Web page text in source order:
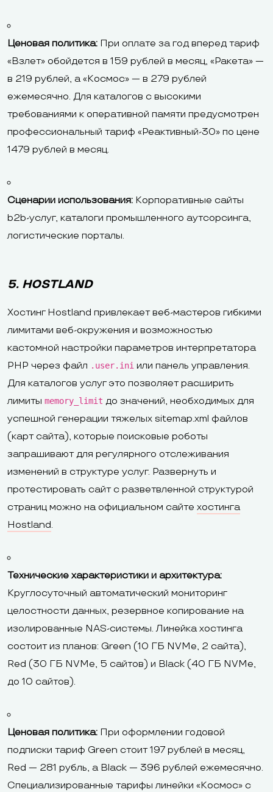
Ценовая политика: При оплате за год вперед тариф
«Взлет» обойдется в 159 рублей в месяц, «Ракета» —
в 219 рублей, а «Космос» — в 279 рублей
ежемесячно. Для каталогов с высокими
требованиями к оперативной памяти предусмотрен
профессиональный тариф «Реактивный-30» по цене
1479 рублей в месяц.
Сценарии использования: Корпоративные сайты
b2b-услуг, каталоги промышленного аутсорсинга,
логистические порталы.
5. HOSTLAND
Хостинг Hostland привлекает веб-мастеров гибкими
лимитами веб-окружения и возможностью
кастомной настройки параметров интерпретатора
PHP через файл .user.ini или панель управления.
Для каталогов услуг это позволяет расширить
лимиты memory_limit до значений, необходимых для
успешной генерации тяжелых sitemap.xml файлов
(карт сайта), которые поисковые роботы
запрашивают для регулярного отслеживания
изменений в структуре услуг. Развернуть и
протестировать сайт с разветвленной структурой
страниц можно на официальном сайте хостинга
Hostland.
Технические характеристики и архитектура:
Круглосуточный автоматический мониторинг
целостности данных, резервное копирование на
изолированные NAS-системы. Линейка хостинга
состоит из планов: Green (10 ГБ NVMe, 2 сайта),
Red (30 ГБ NVMe, 5 сайтов) и Black (40 ГБ NVMe,
до 10 сайтов).
Ценовая политика: При оформлении годовой
подписки тариф Green стоит 197 рублей в месяц,
Red — 281 рубль, а Black — 396 рублей ежемесячно.
Специализированные тарифы линейки «Космос» с